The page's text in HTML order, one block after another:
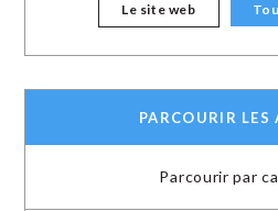
Le site web
PARCOURIR LES
Parcourir par